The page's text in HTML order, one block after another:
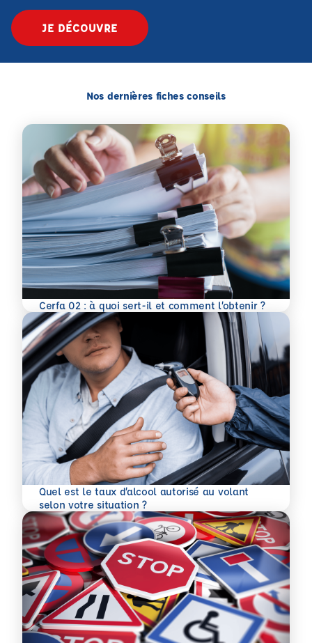
JE DÉCOUVRE
Nos dernières fiches conseils
Cerfa 02 : à quoi sert-il et comment l’obtenir ?
En savoir plus
Quel est le taux d’alcool autorisé au volant
selon votre situation ?
En savoir plus